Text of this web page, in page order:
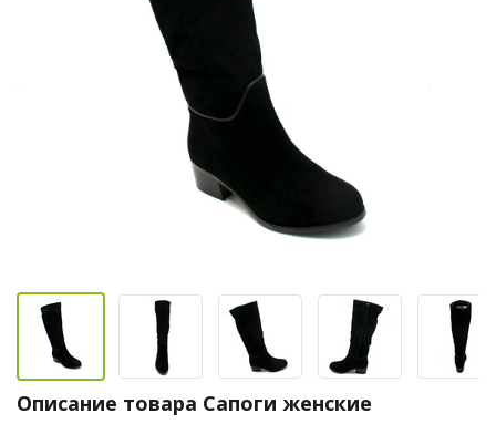
Описание товара Сапоги женские